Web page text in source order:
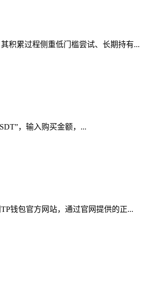
积累过程侧重低门槛尝试、长期持有...
，输入购买金额，...
钱包官方网站，通过官网提供的正...